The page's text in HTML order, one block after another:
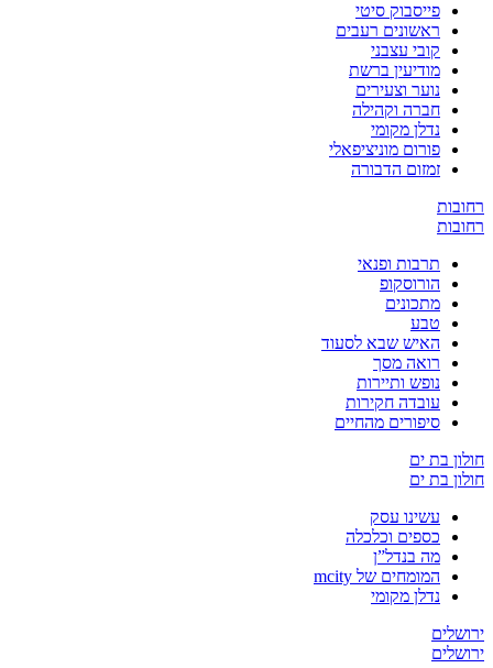
פייסבוק סיטי
ראשונים רעבים
קובי עצבני
מודיעין ברשת
נוער וצעירים
חברה וקהילה
נדלן מקומי
פורום מוניציפאלי
זמזום הדבורה
תרבות ופנאי
הורוסקופ
מתכונים
טבע
האיש שבא לסעוד
רואה מסך
נופש ותיירות
עובדה חקירות
סיפורים מהחיים
בת ים
בת ים
עשינו עסק
כספים וכלכלה
מה בנדל”ן
המומחים של mcity
נדלן מקומי